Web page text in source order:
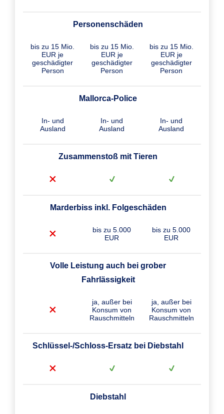
Personenschäden
bis zu 15 Mio.
EUR je
geschädigter
Person
bis zu 15 Mio.
EUR je
geschädigter
Person
bis zu 15 Mio.
EUR je
geschädigter
Person
Mallorca-Police
In- und
Ausland
In- und
Ausland
In- und
Ausland
Zusammenstoß mit Tieren
Marderbiss inkl. Folgeschäden
bis zu 5.000
EUR
bis zu 5.000
EUR
Volle Leistung auch bei grober
Fahrlässigkeit
ja, außer bei
Konsum von
Rauschmitteln
ja, außer bei
Konsum von
Rauschmitteln
Schlüssel-/Schloss-Ersatz bei Diebstahl
Diebstahl